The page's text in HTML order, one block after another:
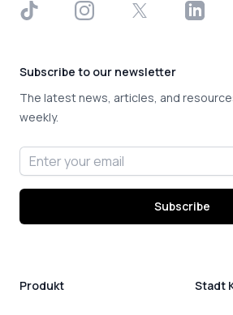
TikTok InstagramX LinkedIn
Subscribe to our newsletter
The latest news, articles, and
weekly.
Email address
Subscribe
Produkt Stadt